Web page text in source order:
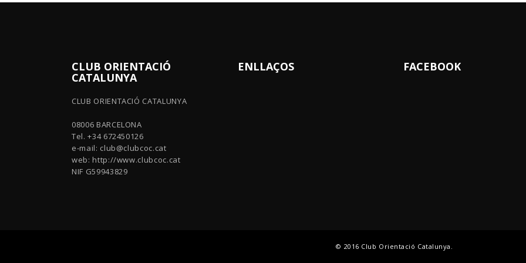
CLUB ORIENTACIÓ
CATALUNYA
CLUB ORIENTACIÓ CATALUNYA
08006 BARCELONA
Tel. +34 672450126
e-mail: club@clubcoc.cat
web: http://www.clubcoc.cat
NIF G59943829
ENLLAÇOS FACEBOOK
© 2016 Club Orientació Catalunya.